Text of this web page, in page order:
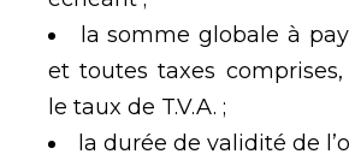
la somme globale à
et toutes taxes
le taux de T.V.A. ;
la durée de validité de